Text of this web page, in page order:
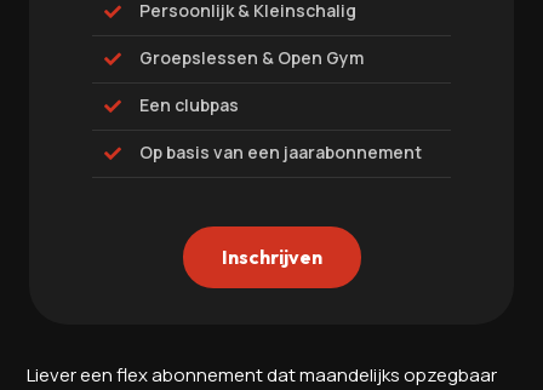
 Persoonlijk & Kleinschalig
 Groepslessen & Open Gym
 Een clubpas
 Op basis van een jaarabonnement
Inschrijven
Liever een flex abonnement dat maandelijks opzegbaar